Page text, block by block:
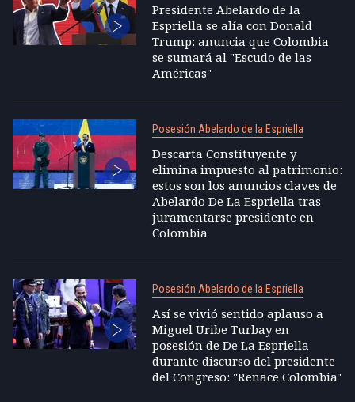
Presidente Abelardo de la
Espriella se alía con Donald
Trump: anuncia que Colombia
se sumará al "Escudo de las
Américas"
Posesión Abelardo de la Espriella
Descarta Constituyente y
elimina impuesto al patrimonio:
estos son los anuncios claves de
Abelardo De La Espriella tras
juramentarse presidente en
Colombia
Posesión Abelardo de la Espriella
Así se vivió sentido aplauso a
Miguel Uribe Turbay en
posesión de De La Espriella
durante discurso del presidente
del Congreso: "Renace Colombia"